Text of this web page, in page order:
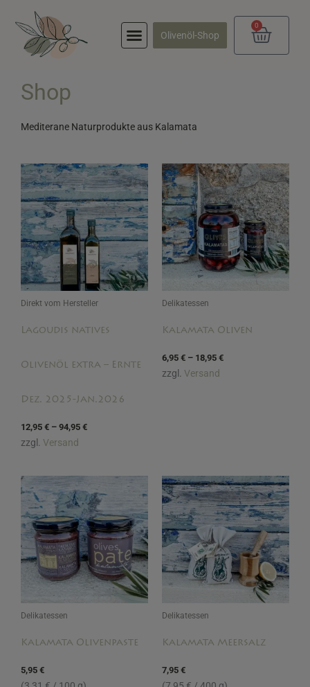
springen
Olivenöl-Shop
0
Shop
Mediterane Naturprodukte aus Kalamata
Direkt vom Hersteller
Lagoudis natives
Olivenöl extra – Ernte
Dez. 2025-Jan.2026
12,95 € – 94,95 €
Preisspanne:
12,95 €
bis
94,95 €
zzgl. Versand
Delikatessen
Kalamata Oliven
6,95 € – 18,95 €
Preisspanne:
6,95 €
bis
18,95 €
zzgl. Versand
Delikatessen
Kalamata Olivenpaste
5,95 €
Delikatessen
Kalamata Meersalz
7,95 €